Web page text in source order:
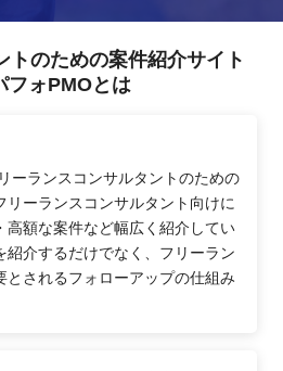
トのための案件紹介サイト
フォPMOとは
ーランスコンサルタントのための
リーランスコンサルタント向けに
高額な案件など幅広く紹介してい
紹介するだけでなく、フリーラン
とされるフォローアップの仕組み